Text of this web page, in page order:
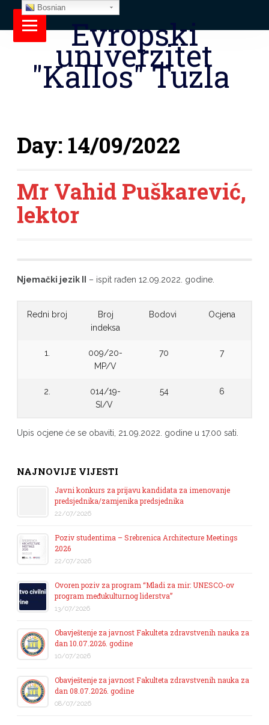
Evropski
univerzitet
"Kallos" Tuzla
Day: 14/09/2022
Mr Vahid Puškarević,
lektor
Njemački jezik II – ispit rađen 12.09.2022. godine.
Redni broj
Broj
indeksa
Bodovi Ocjena
1.
009/20-
MP/V
70 7
2.
014/19-
SI/V
54 6
Upis ocjene će se obaviti, 21.09.2022. godine u 17.00 sati.
NAJNOVIJE VIJESTI
Javni konkurs za prijavu kandidata za imenovanje
predsjednika/zamjenika predsjednika
22/07/2026
Poziv studentima – Srebrenica Architecture Meetings
2026
22/07/2026
Ovoren poziv za program “Mladi za mir: UNESCO-ov
program međukulturnog liderstva”
13/07/2026
Obavještenje za javnost Fakulteta zdravstvenih nauka za
dan 10.07.2026. godine
10/07/2026
Obavještenje za javnost Fakulteta zdravstvenih nauka za
dan 08.07.2026. godine
08/07/2026
Bosnian